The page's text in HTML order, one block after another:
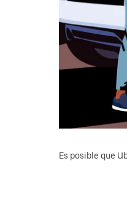
Es posible que